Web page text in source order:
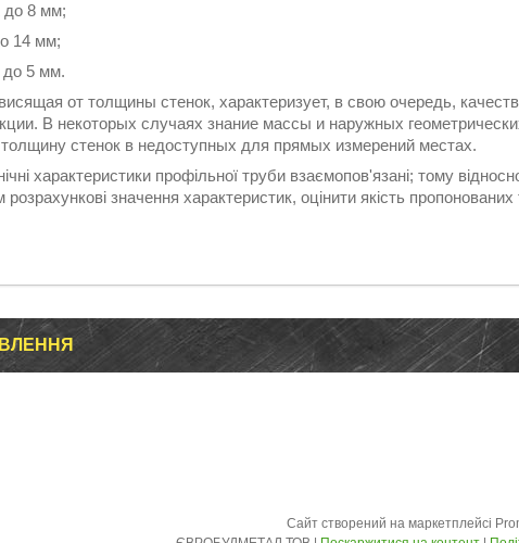
до 8 мм;
14 мм;
до 5 мм.
от толщины стенок, характеризует, в свою очередь,
В некоторых случаях знание массы и наружных
стенок в недоступных для прямых измерений местах.
характеристики профільної труби взаємопов'язані; тому
значення характеристик, оцінити якість
Сайт створений на маркетплейсі